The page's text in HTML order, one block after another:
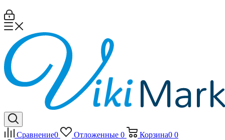
Сравнение0 Отложенные 0 Корзина0 0